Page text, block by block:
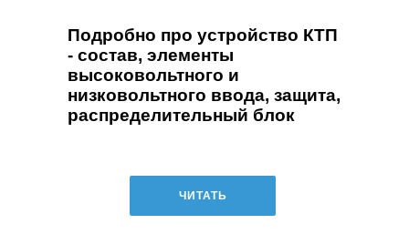
ЧИТАТЬ
Подробно про устройство КТП
- состав, элементы
высоковольтного и
низковольтного ввода, защита,
распределительный блок